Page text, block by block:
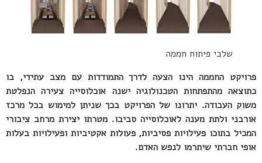
שלבי פיתוח חממה
פרויקט החממה הינו הצעה לדרך התמודדות עם מצב עתידי, בו
כתוצאה מהתפתחות הטכנולוגיה ישנה אוכלוסייה צעירה הנפלטת
משוק העבודה. יתרונו של הפרויקט בכך שניתן למימוש בכל מרכז
אורבני ולתת מענה לאוכלוסייה סביבו. מטרתו יצירת מרחב ציבורי
המכיל בתוכו פעילויות פסיביות, פעולות אקטיביות ופעילויות בעלות
אופי חברתי שיתרמו לנפש האדם.